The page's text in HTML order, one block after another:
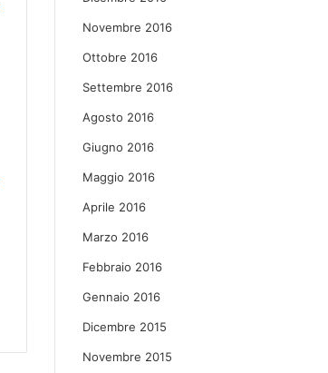
Novembre 2016
Ottobre 2016
Settembre 2016
Agosto 2016
Giugno 2016
Maggio 2016
Aprile 2016
Marzo 2016
Febbraio 2016
Gennaio 2016
Dicembre 2015
Novembre 2015